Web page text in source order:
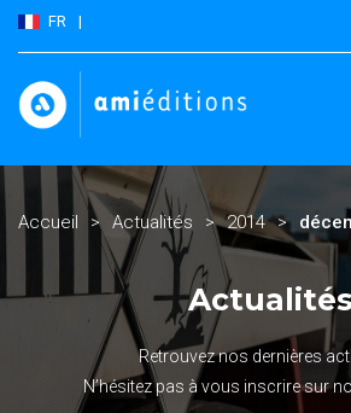
FR
Accueil Actualités 2014
Retrouvez nos dernières
N’hésitez pas à vous inscrire sur